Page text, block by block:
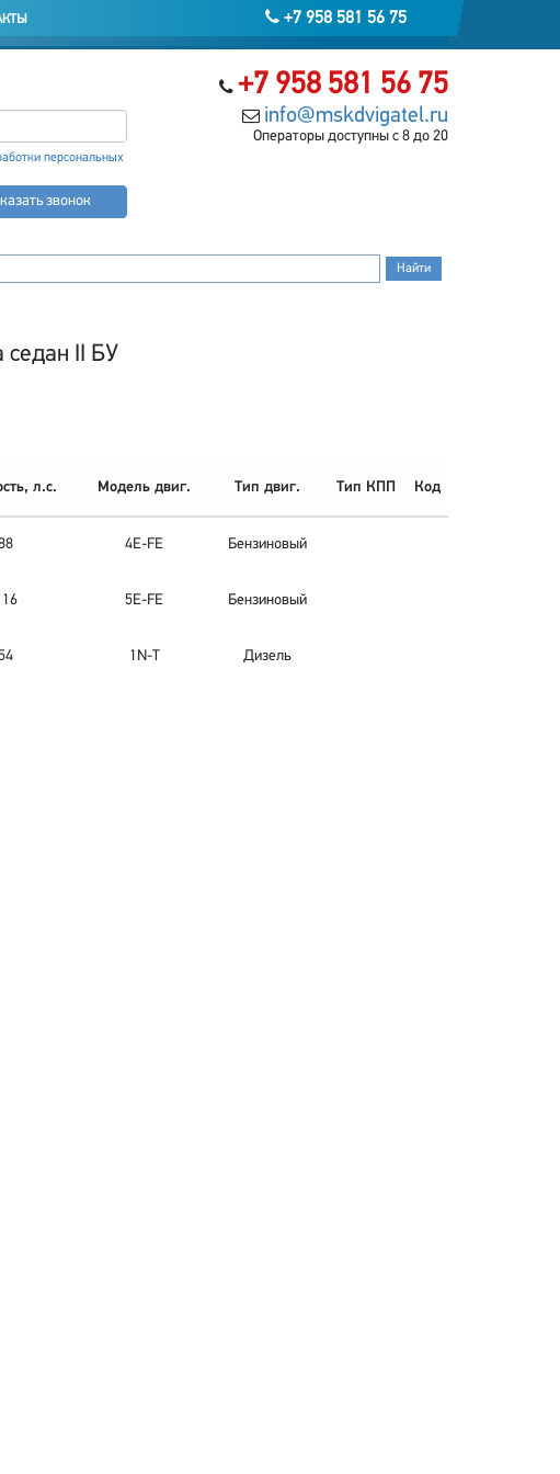
+7 958 581 56 75
+7 958 581 56 75
info@mskdvigatel.ru
Операторы доступны с 8 до 20
персональных
звонок
седан II БУ
л.с. Модель двиг. Тип двиг. Тип КПП Код
4E-FE Бензиновый
5E-FE Бензиновый
1N-T Дизель